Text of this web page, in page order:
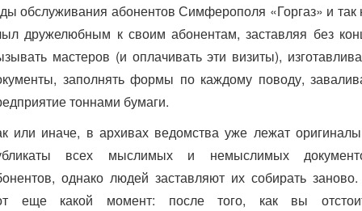
обслуживания абонентов Симферополя «Горгаз» и так
дружелюбным к своим абонентам, заставляя без
мастеров (и оплачивать эти визиты),
заполнять формы по каждому поводу,
тоннами бумаги.
или иначе, в архивах ведомства уже лежат
всех мыслимых и немыслимых
однако людей заставляют их собирать
еще какой момент: после того, как вы